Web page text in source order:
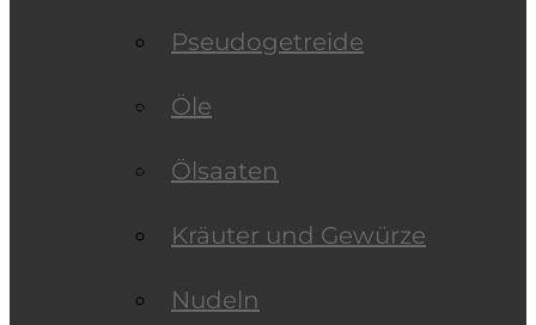
Pseudogetreide
Öle
Ölsaaten
Kräuter und Gewürze
Nudeln